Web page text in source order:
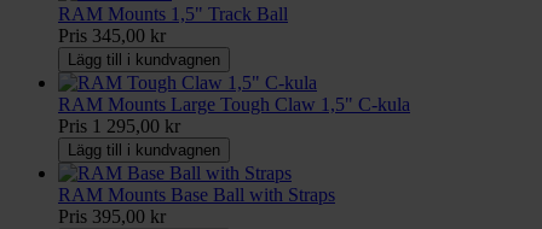
RAM Mounts 1,5" Track Ball
Pris 345,00 kr
Lägg till i kundvagnen
RAM Mounts Large Tough Claw 1,5" C-kula
Pris 1 295,00 kr
Lägg till i kundvagnen
RAM Mounts Base Ball with Straps
Pris 395,00 kr